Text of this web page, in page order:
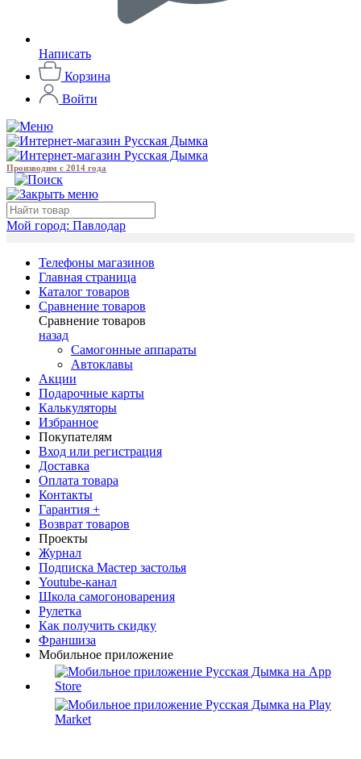
Написать
Корзина
Войти
Производим с 2014 года
Мой город: Павлодар
Телефоны магазинов
Главная страница
Каталог товаров
Сравнение товаров
Сравнение товаров
назад
Самогонные аппараты
Автоклавы
Акции
Подарочные карты
Калькуляторы
Избранное
Покупателям
Вход или регистрация
Доставка
Оплата товара
Контакты
Гарантия +
Возврат товаров
Проекты
Журнал
Подписка Мастер застолья
Youtube-канал
Школа самогоноварения
Рулетка
Как получить скидку
Франшиза
Мобильное приложение